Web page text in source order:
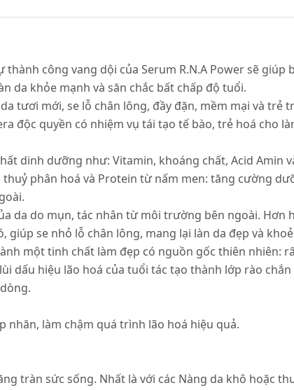
công vang dội của Serum R.N.A Power sẽ giúp
da khỏe mạnh và săn chắc bất chấp độ tuổi.
tươi mới, se lỗ chân lông, đầy đặn, mềm mại và trẻ
độc quyền có nhiệm vụ tái tạo tế bào, trẻ hoá cho
dinh dưỡng như: Vitamin, khoáng chất, Acid Amin
phân hoá và Protein từ nấm men: tăng cường
da do mụn, tác nhân từ môi trường bên ngoài. Hơn
se nhỏ lỗ chân lông, mang lại làn da đẹp và
một tinh chất làm đẹp có nguồn gốc thiên nhiên:
hiệu lão hoá của tuổi tác tạo thành lớp rào chắn
nhăn, làm chậm quá trình lão hoá hiệu quả.
tràn sức sống. Nhất là với các Nàng da khô hoặc